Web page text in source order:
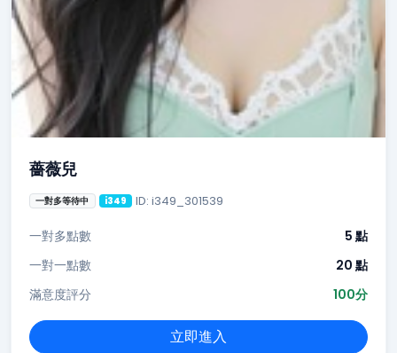
薔薇兒
一對多等待中 i349 ID: i349_301539
一對多點數
5 點
一對一點數
20 點
滿意度評分
100分
立即進入